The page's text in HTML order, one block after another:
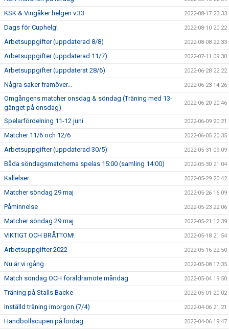
KSK & Vingåker helgen v.33 2022-08-17 23:33
Dags för Cuphelg! 2022-08-10 20:22
Arbetsuppgifter (uppdaterad 8/8) 2022-08-08 22:33
Arbetsuppgifter (uppdaterad 11/7) 2022-07-11 09:30
Arbetsuppgifter (uppdaterat 28/6) 2022-06-28 22:22
Några saker framöver... 2022-06-23 14:26
Omgångens matcher onsdag & söndag (Träning med 13-
gänget på onsdag)
2022-06-20 20:46
Spelarfördelning 11-12 juni 2022-06-09 20:21
Matcher 11/6 och 12/6 2022-06-05 20:35
Arbetsuppgifter (uppdaterad 30/5) 2022-05-31 09:09
Båda söndagsmatcherna spelas 15:00 (samling 14:00) 2022-05-30 21:04
Kallelser 2022-05-29 20:42
Matcher söndag 29 maj 2022-05-26 16:09
Påminnelse 2022-05-23 22:06
Matcher söndag 29 maj 2022-05-21 12:39
VIKTIGT OCH BRÅTTOM! 2022-05-18 21:54
Arbetsuppgifter 2022 2022-05-16 22:50
Nu är vi igång 2022-05-08 17:35
Match söndag OCH föräldramöte måndag 2022-05-04 19:50
Träning på Stalls Backe 2022-05-01 20:02
Inställd träning imorgon (7/4) 2022-04-06 21:21
Handbollscupen på lördag 2022-04-06 19:47